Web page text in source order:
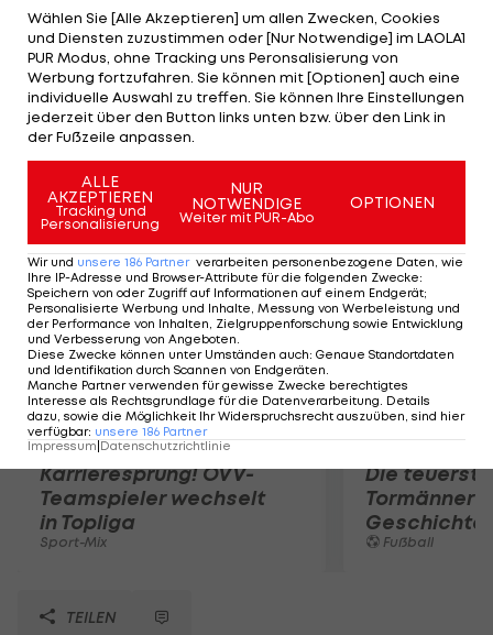
verliert als Sechster 1:40 Minuten, Bauke Mollema
(BEL) als Achter 1:46 Minuten. In der
Gesamtwertung baut Froome seine Führung
damit weiter aus. Vor dem zweiten Ruhetag liegt
er bereits 4:14 Minuten vor Mollema sowie 4:25
Minuten vor Contador.
Mehr zum Thema
Karrieresprung! ÖVV-
Teamspieler wechselt
in Topliga
Sport-Mix
Die
Tormänner
Geschichte
Fußball
TEILEN
Wählen Sie [Alle Akzeptieren] um allen Zwecken, Cookies
und Diensten zuzustimmen oder [Nur Notwendige] im LAOLA1
PUR Modus, ohne Tracking uns Peronsalisierung von
Werbung fortzufahren. Sie können mit [Optionen] auch eine
individuelle Auswahl zu treffen. Sie können Ihre Einstellungen
jederzeit über den Button links unten bzw. über den Link in
der Fußzeile anpassen.
ALLE
AKZEPTIEREN
Tracking und
Personalisierung
NUR
NOTWENDIGE
Weiter mit PUR-Abo
OPTIONEN
Wir und unsere 186 Partner verarbeiten personenbezogene Daten, wie
Ihre IP-Adresse und Browser-Attribute für die folgenden Zwecke:
Speichern von oder Zugriff auf Informationen auf einem Endgerät;
Personalisierte Werbung und Inhalte, Messung von Werbeleistung und
der Performance von Inhalten, Zielgruppenforschung sowie Entwicklung
und Verbesserung von Angeboten.
Diese Zwecke können unter Umständen auch: Genaue Standortdaten
und Identifikation durch Scannen von Endgeräten.
Manche Partner verwenden für gewisse Zwecke berechtigtes
Interesse als Rechtsgrundlage für die Datenverarbeitung. Details
dazu, sowie die Möglichkeit Ihr Widerspruchsrecht auszuüben, sind hier
verfügbar: unsere 186 Partner
Impressum Datenschutzrichtlinie